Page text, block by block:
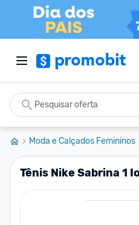
Moda e Calçados Femininos
Tênis Nike Sabrina 1